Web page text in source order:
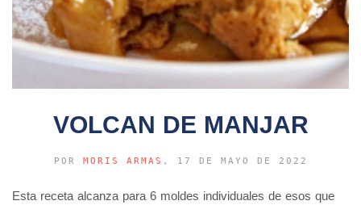
VOLCAN DE MANJAR
POR MORIS ARMAS , 17 DE MAYO DE 2022
Esta receta alcanza para 6 moldes individuales de esos que